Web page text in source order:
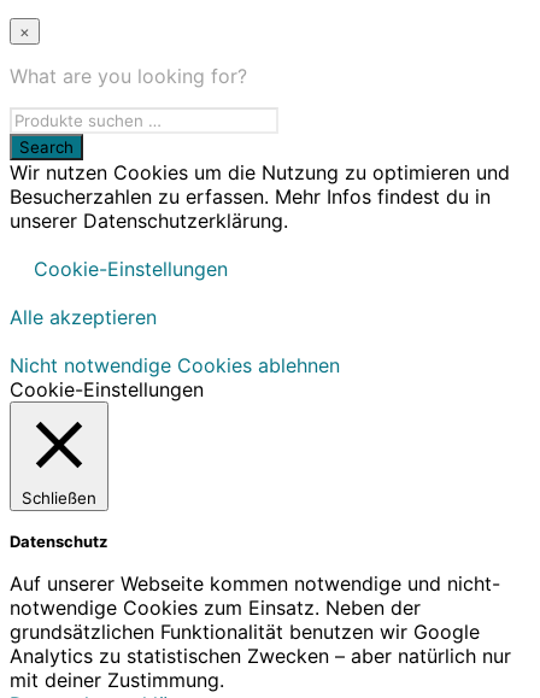
×
What are you looking for?
Wir nutzen Cookies um die Nutzung zu optimieren und
Besucherzahlen zu erfassen. Mehr Infos findest du in
unserer Datenschutzerklärung.
Cookie-Einstellungen
Alle akzeptieren
Nicht notwendige Cookies ablehnen
Cookie-Einstellungen
Schließen
Datenschutz
Auf unserer Webseite kommen notwendige und nicht-
notwendige Cookies zum Einsatz. Neben der
grundsätzlichen Funktionalität benutzen wir Google
Analytics zu statistischen Zwecken – aber natürlich nur
mit deiner Zustimmung.